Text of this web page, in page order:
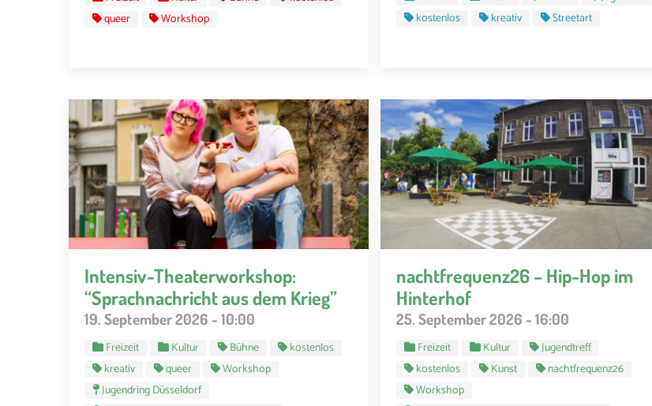
queer
Workshop
kostenlos
kreativ Streetart
Intensiv-Theaterworkshop:
“Sprachnachricht aus dem Krieg”
19. September 2026 - 10:00
Freizeit Kultur Bühne
kostenlos
kreativ
queer
Workshop
Jugendring Düsseldorf
nachtfrequenz26 – Hip-Hop im
Hinterhof
25. September 2026 - 16:00
Freizeit Kultur
Jugendtreff
kostenlos
Kunst
nachtfrequenz26
Workshop